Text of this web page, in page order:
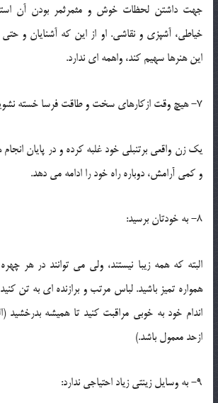
جهت داشتن لحظات خوش و مثمرثمر بودن آن
خياطي، آشپزي و نقاشي. او از اين که آشنايان و حتي
اين هنرها سهيم کند، واهمه اي ندارد.
7- هيچ وقت ازکارهاي سخت و طاقت فرسا خسته نشويد:
يک زن واقعي برتنبلي خود غلبه کرده و در پايان انجام
و کمي آرامش، دوباره راه خود را ادامه مي دهد.
8- به خودتان برسيد:
البته که همه زيبا نيستند، ولي مي توانند در هر
همواره تميز باشيد. لباس مرتب و برازنده اي به تن
اندام خود به خوبي مراقبت کنيد تا هميشه بدرخشيد
ازحد معمول باشد.)
9- به وسايل زينتي زياد احتياجي ندارد: